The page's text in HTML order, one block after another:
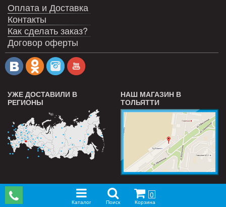
Оплата и Доставка
Контакты
Как сделать заказ?
Договор оферты
УЖЕ ДОСТАВИЛИ В
РЕГИОНЫ
НАШ МАГАЗИН В
ТОЛЬЯТТИ
Каталог Поиск
0
Корзина